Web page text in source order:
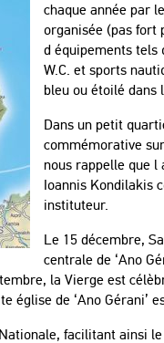
chaque année par
organisée (pas fort
d équipements tels
W.C. et sports
bleu ou étoilé
Dans un petit
commémorative
nous rappelle que
Ioannis Kondilakis
instituteur.
Le 15 décembre,
centrale de ‘Ano
la Vierge est
église de ‘Ano Gérani’
facilitant ainsi